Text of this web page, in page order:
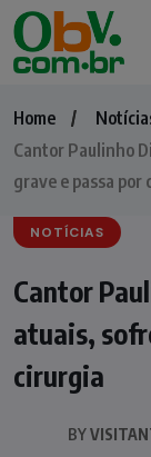
Home
Cantor Paulinho
grave e passa por
NOTÍCIAS
Cantor
atuais,
cirurgia
BY